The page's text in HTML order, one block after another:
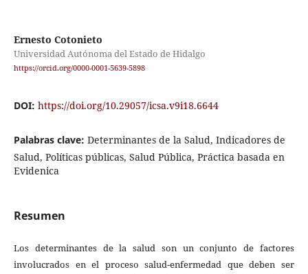
Ernesto Cotonieto
Universidad Autónoma del Estado de Hidalgo
https://orcid.org/0000-0001-5639-5898
DOI: https://doi.org/10.29057/icsa.v9i18.6644
Palabras clave: Determinantes de la Salud, Indicadores de
Salud, Políticas públicas, Salud Pública, Práctica basada en
Evidenica
Resumen
Los determinantes de la salud son un conjunto de factores
involucrados en el proceso salud-enfermedad que deben ser